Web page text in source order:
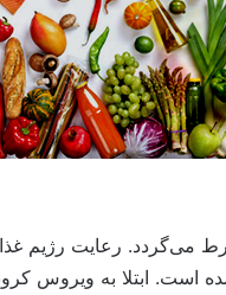
می‌گردد. رعایت رژیم
است. ابتلا به ویروس